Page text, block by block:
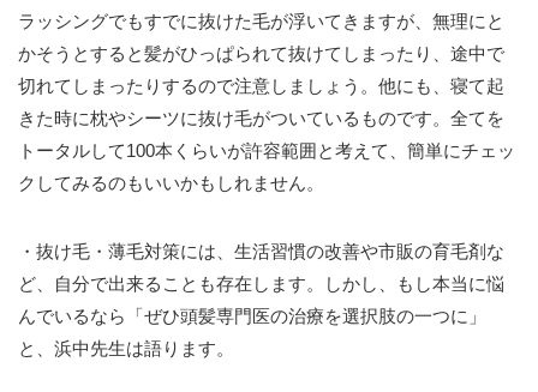
ラッシングでもすでに抜けた毛が浮いてきますが、無理にと
かそうとすると髪がひっぱられて抜けてしまったり、途中で
切れてしまったりするので注意しましょう。他にも、寝て起
きた時に枕やシーツに抜け毛がついているものです。全てを
トータルして100本くらいが許容範囲と考えて、簡単にチェッ
クしてみるのもいいかもしれません。
・抜け毛・薄毛対策には、生活習慣の改善や市販の育毛剤な
ど、自分で出来ることも存在します。しかし、もし本当に悩
んでいるなら「ぜひ頭髪専門医の治療を選択肢の一つに」
と、浜中先生は語ります。